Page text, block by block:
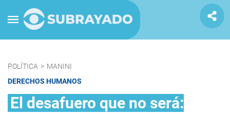
POLÍTICA > MANINI
DERECHOS HUMANOS
El desafuero que no será: